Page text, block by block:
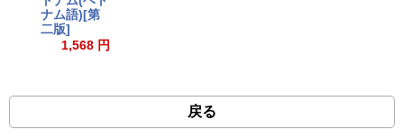
ナム語)[第
二版]
1,568 円
戻る